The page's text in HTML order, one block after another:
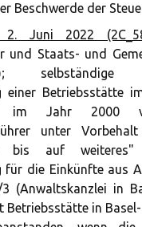
Beschwerde der
Juni 2022
und Staats- und
selbständige
einer Betriebsstätte
im Jahr 2000
unter
bis auf weiteres"
für die Einkünfte aus
(Anwaltskanzlei in
Betriebsstätte in